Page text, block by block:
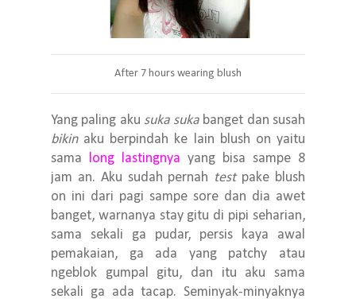
After 7 hours wearing blush
Yang paling aku suka suka banget dan susah
bikin aku berpindah ke lain blush on yaitu
sama long lastingnya yang bisa sampe 8
jam an. Aku sudah pernah test pake blush
on ini dari pagi sampe sore dan dia awet
banget, warnanya stay gitu di pipi seharian,
sama sekali ga pudar, persis kaya awal
pemakaian, ga ada yang patchy atau
ngeblok gumpal gitu, dan itu aku sama
sekali ga ada tacap. Seminyak-minyaknya